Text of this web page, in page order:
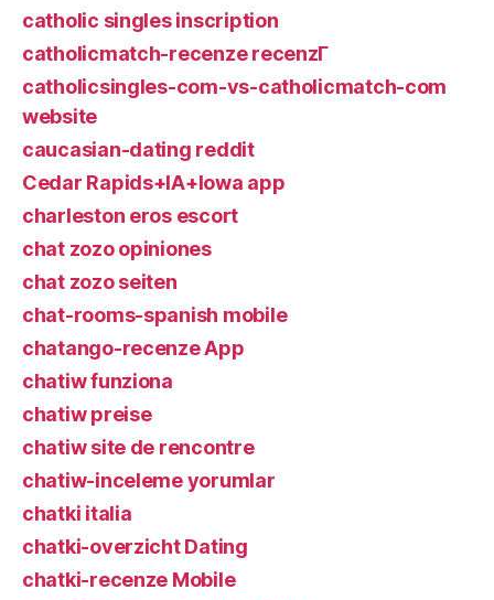
catholic singles inscription
catholicmatch-recenze recenzГ­
catholicsingles-com-vs-catholicmatch-com
website
caucasian-dating reddit
Cedar Rapids+IA+Iowa app
charleston eros escort
chat zozo opiniones
chat zozo seiten
chat-rooms-spanish mobile
chatango-recenze App
chatiw funziona
chatiw preise
chatiw site de rencontre
chatiw-inceleme yorumlar
chatki italia
chatki-overzicht Dating
chatki-recenze Mobile